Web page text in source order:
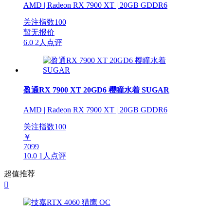
AMD | Radeon RX 7900 XT | 20GB GDDR6
关注指数100
暂无报价
6.0 2人点评
盈通RX 7900 XT 20GD6 樱瞳水着 SUGAR
AMD | Radeon RX 7900 XT | 20GB GDDR6
关注指数100
￥
7099
10.0 1人点评
超值推荐
